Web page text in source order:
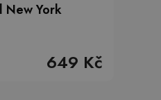
New York
649 Kč